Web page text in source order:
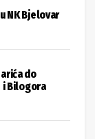
NK Bjelovar
do
i Bilogora